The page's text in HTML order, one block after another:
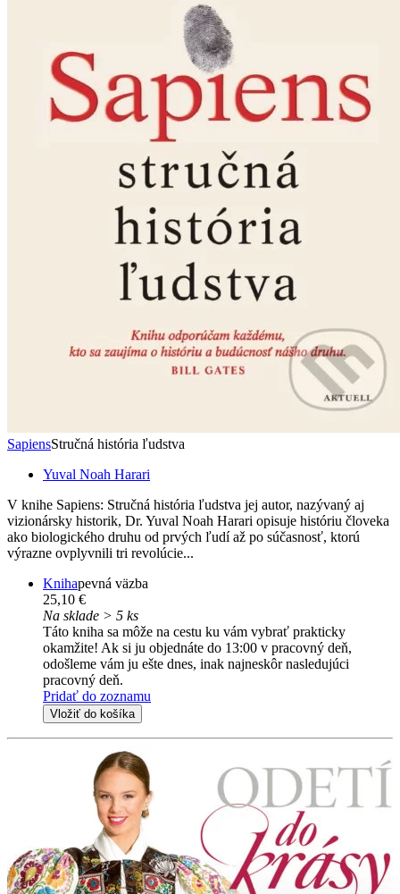
SapiensStručná história ľudstva
Yuval Noah Harari
V knihe Sapiens: Stručná história ľudstva jej autor, nazývaný aj
vizionársky historik, Dr. Yuval Noah Harari opisuje históriu človeka
ako biologického druhu od prvých ľudí až po súčasnosť, ktorú
výrazne ovplyvnili tri revolúcie...
Knihapevná väzba
25,10 €
Na sklade > 5 ks
Táto kniha sa môže na cestu ku vám vybrať prakticky
okamžite! Ak si ju objednáte do 13:00 v pracovný deň,
odošleme vám ju ešte dnes, inak najneskôr nasledujúci
pracovný deň.
Pridať do zoznamu
Vložiť do košíka